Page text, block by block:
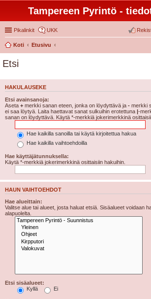
Tampereen Pyrintö -
Pikalinkit UKK
Koti Etusivu
Etsi
HAKULAUSEKE
Etsi avainsanoja:
Aseta + merkki sanan eteen, jonka on löydyttävä ja - merkki
ei saa löytyä. Laita haettavat sanat sulkuihin erotettuna |-
sanan on löydyttävä. Käytä *-merkkiä jokerimerkkinä
Hae kaikilla sanoilla tai käytä kirjoitettua hakua
Hae kaikilla vaihtoehdoilla
Hae käyttäjätunnuksella:
Käytä *-merkkiä jokerimerkkinä osittaisiin hakuihin.
HAUN VAIHTOEHDOT
Hae alueittain:
Valitse alue tai alueet, josta haluat etsiä. Sisäalueet voidaan
alapuolelta.
Etsi sisäalueet:
Kyllä
Ei